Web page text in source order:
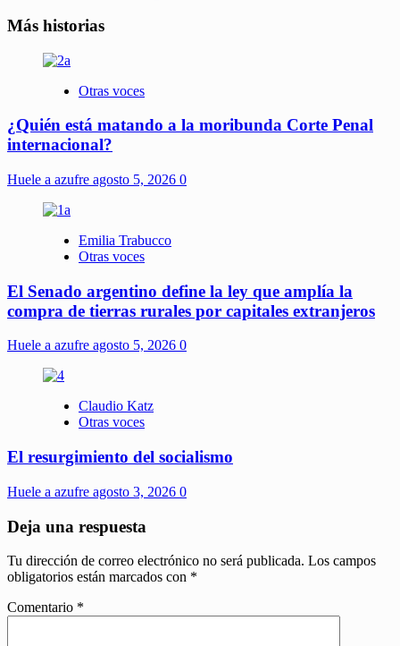
Más historias
Otras voces
¿Quién está matando a la moribunda Corte Penal
internacional?
Huele a azufre agosto 5, 2026 0
Emilia Trabucco
Otras voces
El Senado argentino define la ley que amplía la
compra de tierras rurales por capitales extranjeros
Huele a azufre agosto 5, 2026 0
Claudio Katz
Otras voces
El resurgimiento del socialismo
Huele a azufre agosto 3, 2026 0
Deja una respuesta
Tu dirección de correo electrónico no será publicada. Los campos
obligatorios están marcados con *
Comentario *